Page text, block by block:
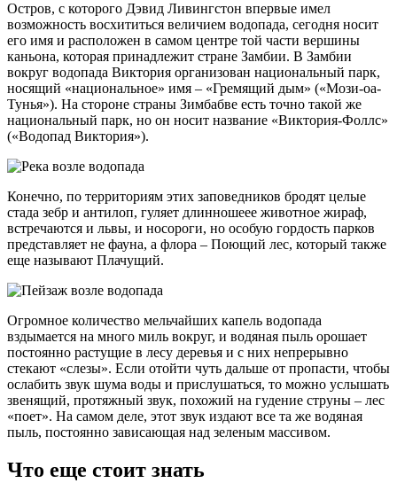
Остров, с которого Дэвид Ливингстон впервые имел
возможность восхититься величием водопада, сегодня носит
его имя и расположен в самом центре той части вершины
каньона, которая принадлежит стране Замбии. В Замбии
вокруг водопада Виктория организован национальный парк,
носящий «национальное» имя – «Гремящий дым» («Мози-оа-
Тунья»). На стороне страны Зимбабве есть точно такой же
национальный парк, но он носит название «Виктория-Фоллс»
(«Водопад Виктория»).
Конечно, по территориям этих заповедников бродят целые
стада зебр и антилоп, гуляет длинношеее животное жираф,
встречаются и львы, и носороги, но особую гордость парков
представляет не фауна, а флора – Поющий лес, который также
еще называют Плачущий.
Огромное количество мельчайших капель водопада
вздымается на много миль вокруг, и водяная пыль орошает
постоянно растущие в лесу деревья и с них непрерывно
стекают «слезы». Если отойти чуть дальше от пропасти, чтобы
ослабить звук шума воды и прислушаться, то можно услышать
звенящий, протяжный звук, похожий на гудение струны – лес
«поет». На самом деле, этот звук издают все та же водяная
пыль, постоянно зависающая над зеленым массивом.
Что еще стоит знать